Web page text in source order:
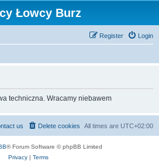
Łowcy Burz
Login
Register
techniczna. Wracamy niebawem
All times are UTC+02:00
Delete cookies
us
® Forum Software © phpBB Limited
Privacy| Terms